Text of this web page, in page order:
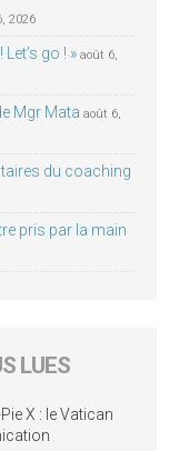
2026
go ! » août 6,
Mgr Mata août 6,
du coaching
pris par la main
LUES
X : le Vatican